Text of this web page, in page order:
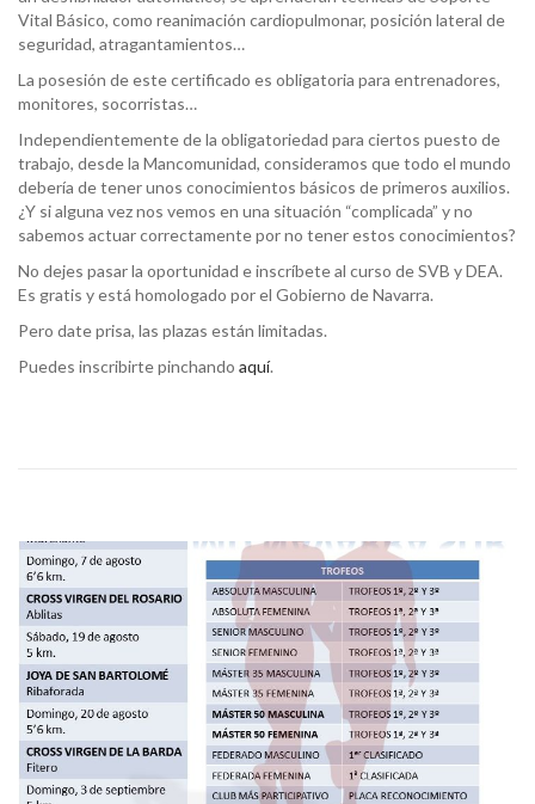
Vital Básico, como reanimación cardiopulmonar, posición lateral de
seguridad, atragantamientos…
La posesión de este certificado es obligatoria para entrenadores,
monitores, socorristas…
Independientemente de la obligatoriedad para ciertos puesto de
trabajo, desde la Mancomunidad, consideramos que todo el mundo
debería de tener unos conocimientos básicos de primeros auxilios.
¿Y si alguna vez nos vemos en una situación “complicada” y no
sabemos actuar correctamente por no tener estos conocimientos?
No dejes pasar la oportunidad e inscríbete al curso de SVB y DEA.
Es gratis y está homologado por el Gobierno de Navarra.
Pero date prisa, las plazas están limitadas.
Puedes inscribirte pinchando aquí.